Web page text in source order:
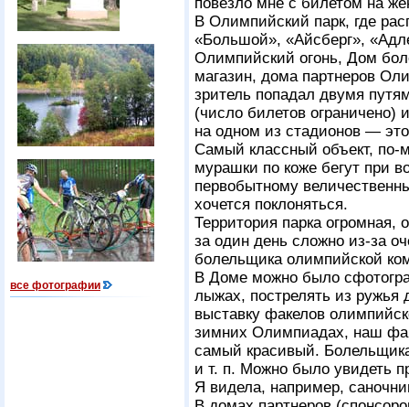
все фотографии
В Олимпийский парк, где
«Большой», «Айсберг»,
Олимпийский огонь, Дом
магазин, дома партнеров
зритель попадал двумя
(число билетов ограничено)
на одном из стадионов —
Самый классный объект,
мурашки по коже бегут при
первобытному
хочется поклоняться.
Территория парка огромная,
за один день сложно из-за
болельщика олимпийской
В Доме можно было
лыжах, пострелять из
выставку факелов
зимних Олимпиадах, наш
самый красивый.
и т. п. Можно было увидеть
Я видела, например,